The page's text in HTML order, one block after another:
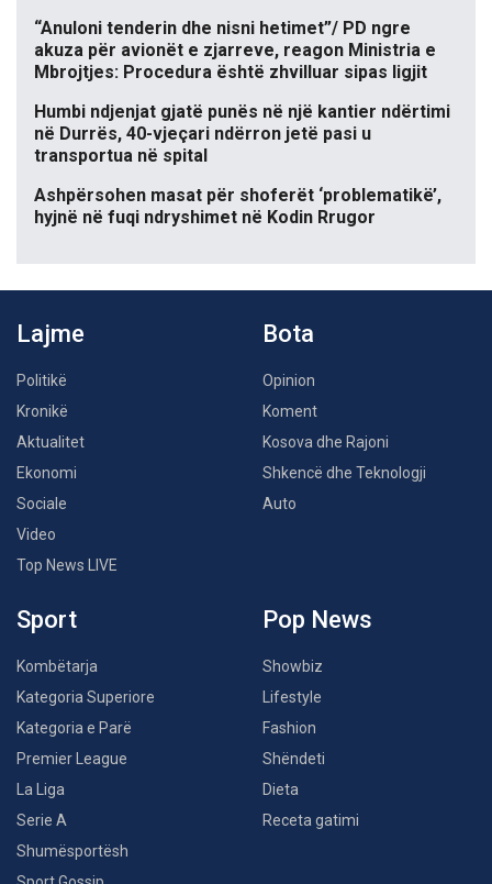
“Anuloni tenderin dhe nisni hetimet”/ PD ngre
akuza për avionët e zjarreve, reagon Ministria e
Mbrojtjes: Procedura është zhvilluar sipas ligjit
Humbi ndjenjat gjatë punës në një kantier ndërtimi
në Durrës, 40-vjeçari ndërron jetë pasi u
transportua në spital
Ashpërsohen masat për shoferët ‘problematikë’,
hyjnë në fuqi ndryshimet në Kodin Rrugor
Lajme
Politikë
Kronikë
Aktualitet
Ekonomi
Sociale
Video
Top News LIVE
Bota
Opinion
Koment
Kosova dhe Rajoni
Shkencë dhe Teknologji
Auto
Sport
Kombëtarja
Kategoria Superiore
Kategoria e Parë
Premier League
La Liga
Serie A
Shumësportësh
Pop News
Showbiz
Lifestyle
Fashion
Shëndeti
Dieta
Receta gatimi